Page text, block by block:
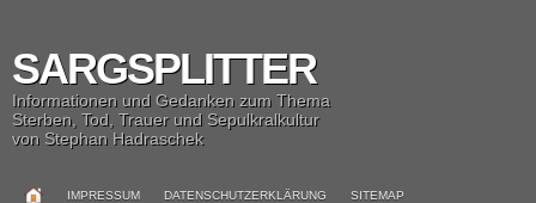
SARGSPLITTER
Informationen und Gedanken zum Thema
Sterben, Tod, Trauer und Sepulkralkultur
von Stephan Hadraschek
IMPRESSUM DATENSCHUTZERKLÄRUNG SITEMAP